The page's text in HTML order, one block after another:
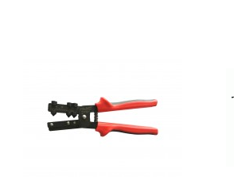
Листогиб - станок для гибки листового металла. При
Листогибы используются для производства
коробчатой конфигурации используются
Мы предлагаем листогибы с поворотной балкой